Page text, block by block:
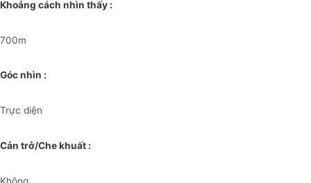
Khoảng cách nhìn thấy :
700m
Góc nhìn :
Trực diện
Cản trở/Che khuất :